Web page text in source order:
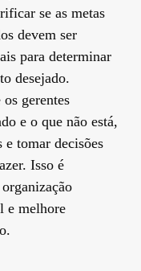
se as metas
devem ser
para determinar
desejado.
gerentes
e o que não está,
tomar decisões
Isso é
e melhore